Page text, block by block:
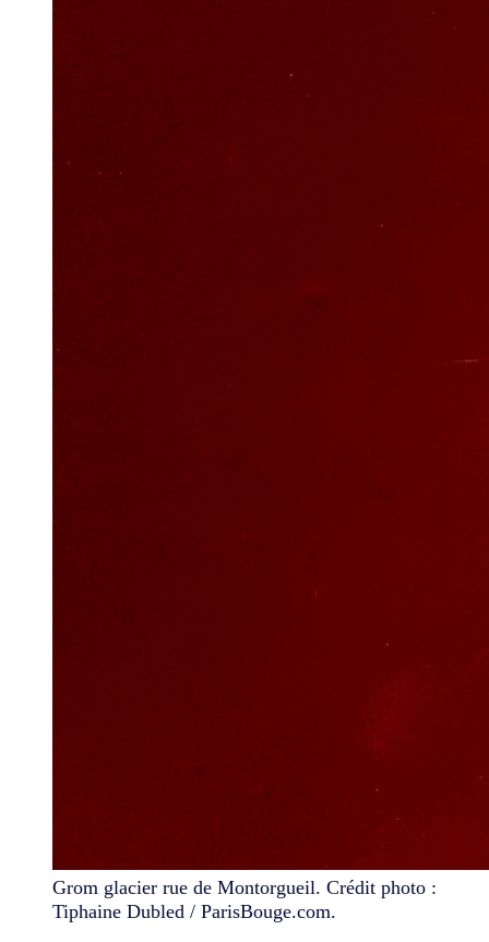
Grom glacier rue de Montorgueil. Crédit photo :
Tiphaine Dubled / ParisBouge.com.